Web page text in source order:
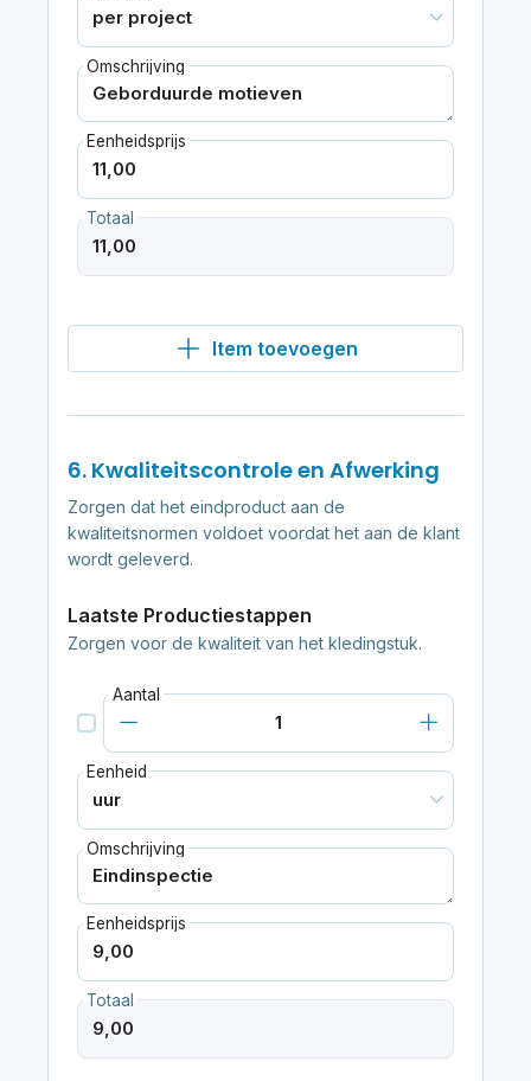
Omschrijving
Eenheidsprijs
Totaal
Item toevoegen
6. Kwaliteitscontrole en Afwerking
Zorgen dat het eindproduct aan de
kwaliteitsnormen voldoet voordat het aan de klant
wordt geleverd.
Laatste Productiestappen
Zorgen voor de kwaliteit van het kledingstuk.
Aantal
Eenheid
Omschrijving
Eenheidsprijs
Totaal